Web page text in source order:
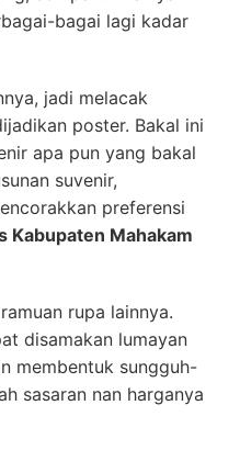
bagai lagi kadar
jadi melacak
poster. Bakal ini
apa pun yang bakal
suvenir,
preferensi
Kabupaten Mahakam
rupa lainnya.
disamakan lumayan
membentuk sungguh-
sasaran nan harganya